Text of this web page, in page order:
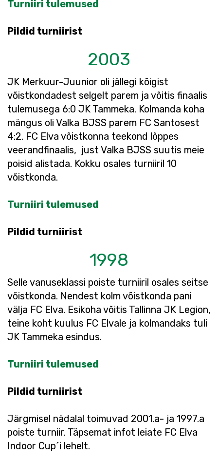
Turniiri tulemused
Pildid turniirist
2003
JK Merkuur-Juunior oli jällegi kõigist
võistkondadest selgelt parem ja võitis finaalis
tulemusega 6:0 JK Tammeka. Kolmanda koha
mängus oli Valka BJSS parem FC Santosest
4:2. FC Elva võistkonna teekond lõppes
veerandfinaalis, just Valka BJSS suutis meie
poisid alistada. Kokku osales turniiril 10
võistkonda.
Turniiri tulemused
Pildid turniirist
1998
Selle vanuseklassi poiste turniiril osales seitse
võistkonda. Nendest kolm võistkonda pani
välja FC Elva. Esikoha võitis Tallinna JK Legion,
teine koht kuulus FC Elvale ja kolmandaks tuli
JK Tammeka esindus.
Turniiri tulemused
Pildid turniirist
Järgmisel nädalal toimuvad 2001.a- ja 1997.a
poiste turniir. Täpsemat infot leiate FC Elva
Indoor Cup´i lehelt.